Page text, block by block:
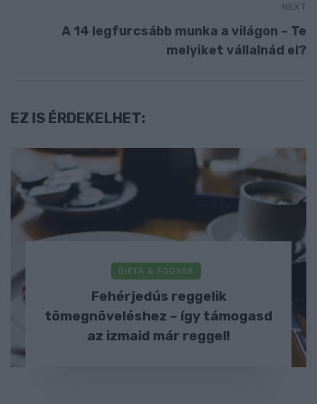
NEXT
A 14 legfurcsább munka a világon – Te
melyiket vállalnád el?
EZ IS ÉRDEKELHET:
DIÉTA & FOGYÁS
Fehérjedús reggelik
tömegnöveléshez – így támogasd
az izmaid már reggel!